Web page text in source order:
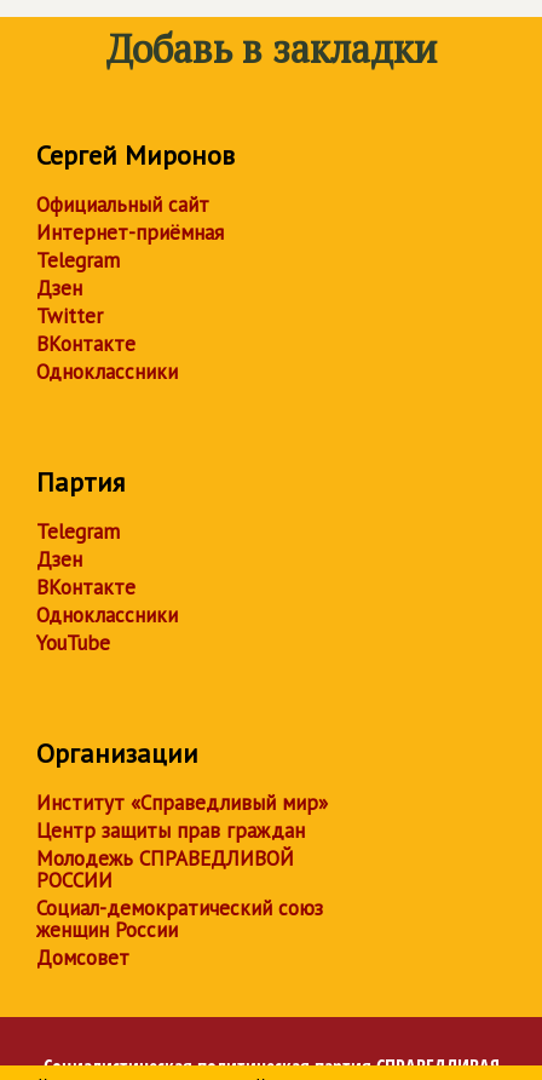
Добавь в закладки
Сергей Миронов
Официальный сайт
Интернет-приёмная
Telegram
Дзен
Twitter
ВКонтакте
Одноклассники
Партия
Telegram
Дзен
ВКонтакте
Одноклассники
YouTube
Организации
Институт «Справедливый мир»
Центр защиты прав граждан
Молодежь СПРАВЕДЛИВОЙ
РОССИИ
Социал-демократический союз
женщин России
Домсовет
Социалистическая политическая партияСПРАВЕДЛИВАЯ